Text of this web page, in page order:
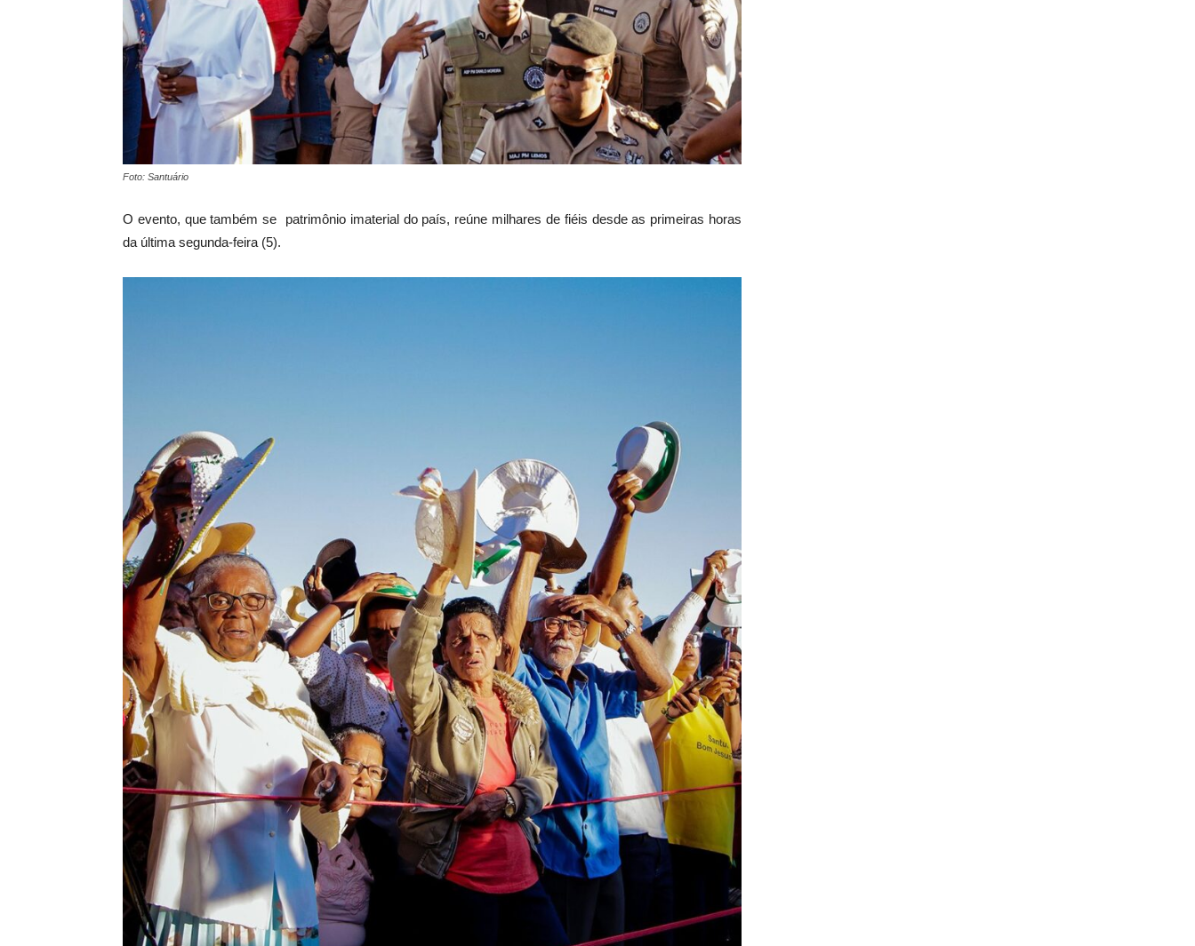
Foto: Santuário
O evento, que também se patrimônio imaterial do país, reúne milhares de fiéis desde as primeiras horas
da última segunda-feira (5).